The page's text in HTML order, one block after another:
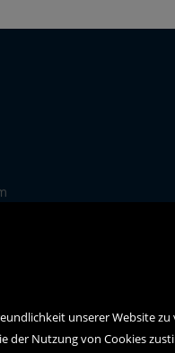
unserer Website
der Nutzung von Cookies